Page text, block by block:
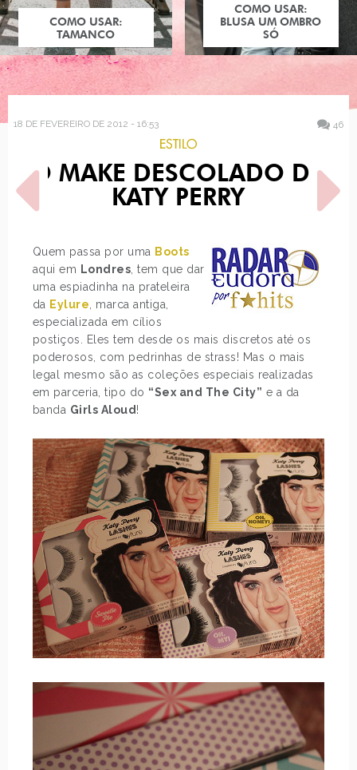
COMO USAR:
TAMANCO
COMO USAR:
BLUSA UM OMBRO
SÓ
18 DE FEVEREIRO DE 2012 - 16:53 46
ESTILO
O MAKE DESCOLADO DA
KATY PERRY
Quem passa por uma Boots
aqui em Londres , tem que dar
uma espiadinha na prateleira
da Eylure , marca antiga,
especializada em cílios
postiços. Eles tem desde os mais discretos até os
poderosos, com pedrinhas de strass! Mas o mais
legal mesmo são as coleções especiais realizadas
em parceria, tipo do “Sex and The City” e a da
banda Girls Aloud !
POST ANTERIOR
LOOK DO DIA: CASAQUETO
DE LÃ
PRÓXIMO POST
BARBIE E KEN DO
CASAMENTO REAL DE